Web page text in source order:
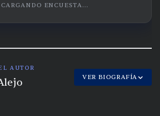
CARGANDO ENCUESTA...
AUTOR
VER BIOGRAFÍA